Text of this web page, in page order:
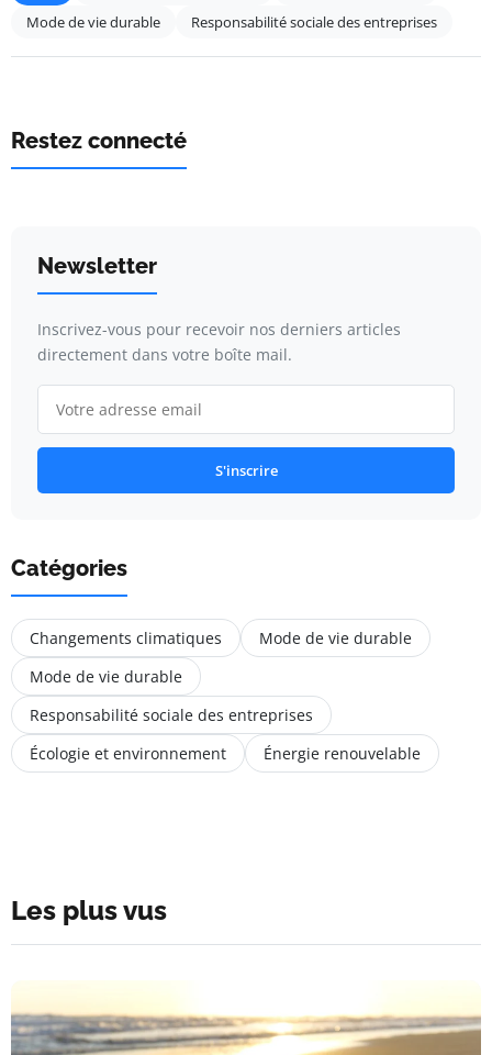
Mode de vie durable
Responsabilité sociale des entreprises
Restez connecté
Newsletter
Inscrivez-vous pour recevoir nos derniers articles
directement dans votre boîte mail.
S'inscrire
Catégories
Changements climatiques
Mode de vie durable
Mode de vie durable
Responsabilité sociale des entreprises
Écologie et environnement
Énergie renouvelable
Les plus vus